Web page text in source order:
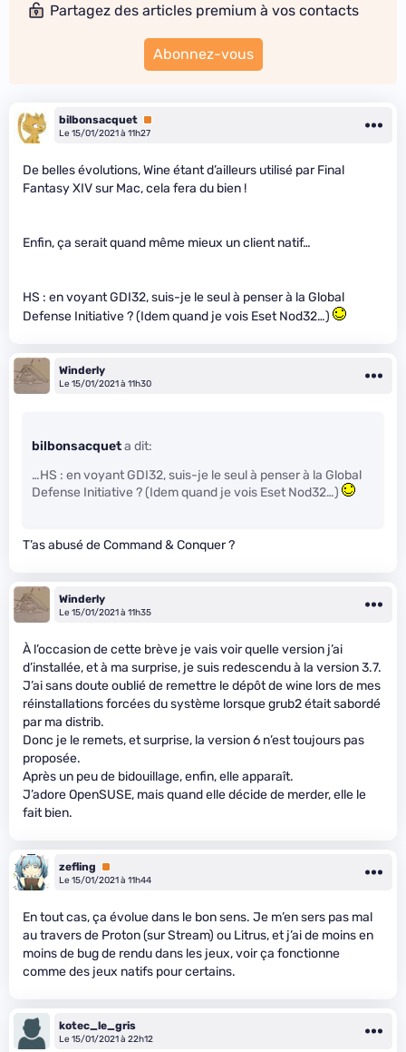
Partagez des articles premium à vos contacts
Abonnez-vous
bilbonsacquet Premium
Le 15/01/2021 à 11h27
De belles évolutions, Wine étant d’ailleurs utilisé par Final
Fantasy XIV sur Mac, cela fera du bien !
Enfin, ça serait quand même mieux un client natif…
HS : en voyant GDI32, suis-je le seul à penser à la Global
Defense Initiative ? (Idem quand je vois Eset Nod32…)
Winderly
Le 15/01/2021 à 11h30
bilbonsacqueta dit:
…HS : en voyant GDI32, suis-je le seul à penser à la Global
Defense Initiative ? (Idem quand je vois Eset Nod32…)
T’as abusé de Command & Conquer ?
Winderly
Le 15/01/2021 à 11h35
À l’occasion de cette brève je vais voir quelle version j’ai
d’installée, et à ma surprise, je suis redescendu à la version 3.7.
J’ai sans doute oublié de remettre le dépôt de wine lors de mes
réinstallations forcées du système lorsque grub2 était sabordé
par ma distrib.
Donc je le remets, et surprise, la version 6 n’est toujours pas
proposée.
Après un peu de bidouillage, enfin, elle apparaît.
J’adore OpenSUSE, mais quand elle décide de merder, elle le
fait bien.
zefling
Premium
Le 15/01/2021 à 11h44
En tout cas, ça évolue dans le bon sens. Je m’en sers pas mal
au travers de Proton (sur Stream) ou Litrus, et j’ai de moins en
moins de bug de rendu dans les jeux, voir ça fonctionne
comme des jeux natifs pour certains.
kotec_le_gris
Le 15/01/2021 à 22h12